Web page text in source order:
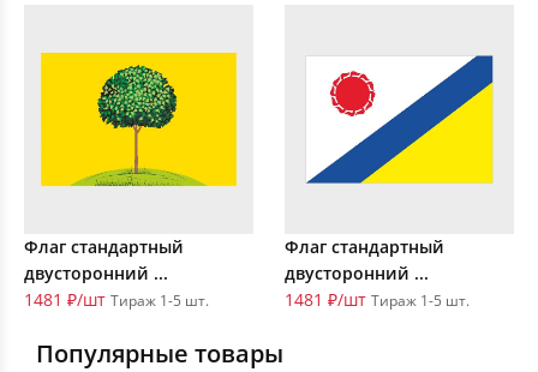
Флаг стандартный
двусторонний ...
1481 ₽/шт Тираж 1-5 шт.
Флаг стандартный
двусторонний ...
1481 ₽/шт Тираж 1-5 шт.
Популярные товары